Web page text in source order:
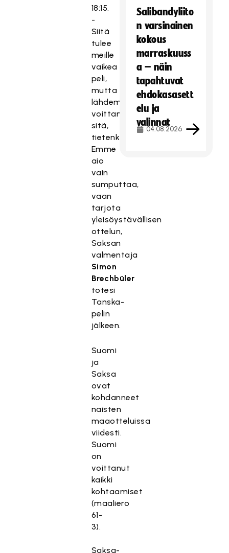
18:15.
-
Siitä
tulee
meille
vaikea
peli,
mutta
lähdemme
voittamaan
sitä,
tietenkin.
Emme
aio
vain
sumputtaa,
vaan
tarjota
yleisöystävällisen
ottelun,
Saksan
valmentaja
Simon
Brechbüler
totesi
Tanska-
pelin
jälkeen.
Suomi
ja
Saksa
ovat
kohdanneet
naisten
maaotteluissa
viidesti.
Suomi
on
voittanut
kaikki
kohtaamiset
(maaliero
61-
3).
Saksa-
Salibandyliito
n varsinainen
kokous
marraskuuss
a – näin
tapahtuvat
ehdokasasett
elu ja
valinnat
04.08.2026